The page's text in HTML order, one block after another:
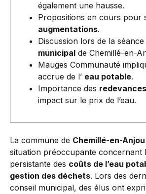
également une hausse.
Propositions en cours pour
augmentations.
Discussion lors de la
municipal de Chemillé-en-
Mauges Communauté
accrue de l’ eau potable.
Importance des redevances
impact sur le prix de l’eau.
La commune de Chemillé-en-Anjou
situation préoccupante concernant
persistante des coûts de l’eau
gestion des déchets. Lors des
conseil municipal, des élus ont